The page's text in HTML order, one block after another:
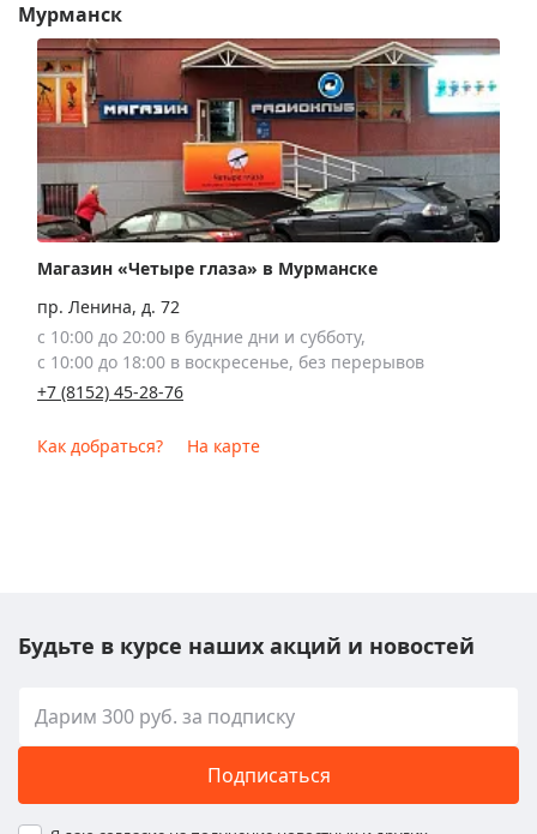
Мурманск
Магазин «Четыре глаза» в Мурманске
пр. Ленина, д. 72
с 10:00 до 20:00 в будние дни и субботу,
с 10:00 до 18:00 в воскресенье, без перерывов
+7 (8152) 45-28-76
Как добраться? На карте
Будьте в курсе наших акций и новостей
Подписаться